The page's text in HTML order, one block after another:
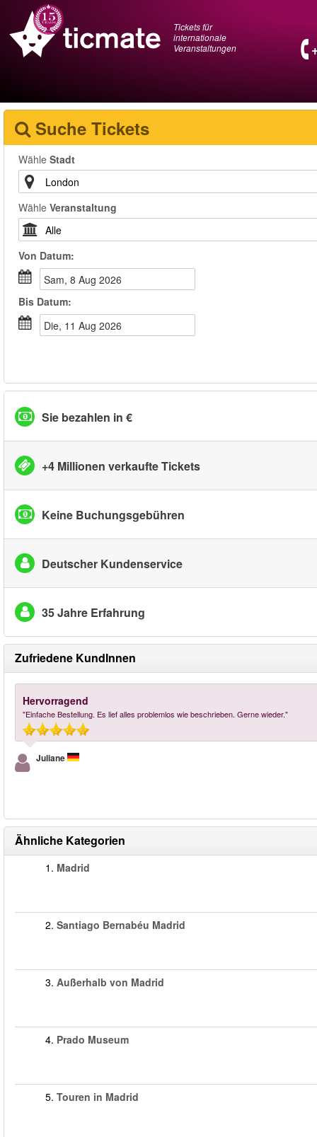
Tickets für
internationale
Veranstaltungen
Suche Tickets
Wähle Stadt
Wähle Veranstaltung
Von Datum:
Sam, 8 Aug 2026
Bis Datum:
Die, 11 Aug 2026
Sie bezahlen in €
+4 Millionen verkaufte Tickets
Keine Buchungsgebühren
Deutscher Kundenservice
35 Jahre Erfahrung
Zufriedene KundInnen
Hervorragend
"Einfache Bestellung. Es lief alles problemlos wie beschrieben. Gerne wieder."
Juliane
Ähnliche Kategorien
1. Madrid
2. Santiago Bernabéu Madrid
3. Außerhalb von Madrid
4. Prado Museum
5. Touren in Madrid